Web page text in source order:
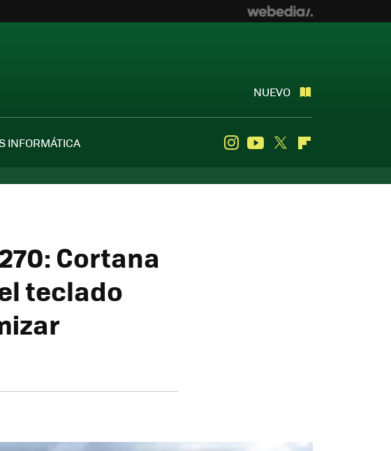
NUEVO
INFORMÁTICA InstagramYoutube
Twitter
Cortana
teclado